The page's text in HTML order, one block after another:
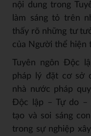
nội dung trong
làm sáng tỏ trên
thấy rõ những tư
của Người thể hiện
Tuyên ngôn Độc
pháp lý đặt cơ sở
nhà nước pháp
Độc lập – Tự do –
tạo và soi sáng
trong sự nghiệp